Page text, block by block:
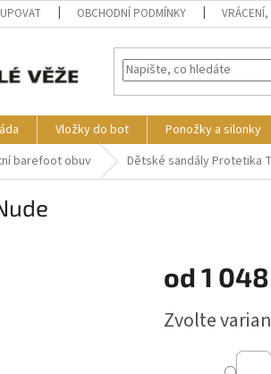
OBCHODNÍ PODMÍNKY
Vložky do bot Ponožky a silonky
barefoot obuv Dětské sandály Protetika
od 1
cena:
Zvolte